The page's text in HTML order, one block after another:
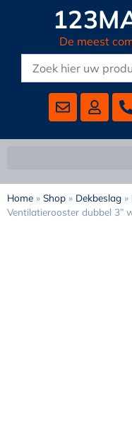
De meest
Home » Shop » Dekbeslag »
Ventilatierooster dubbel 3”